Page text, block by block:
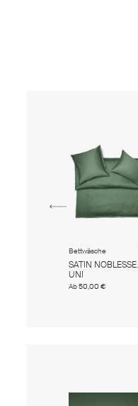
Bettwäsche
SATIN NOBLESSE
UNI
Ab50,00 €